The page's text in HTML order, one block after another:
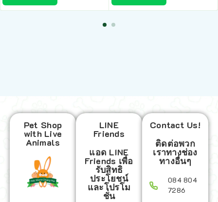
Pet Shop
with Live
Animals
LINE
Friends
แอด LINE
Friends เพื่อ
รับสิทธิ
ประโยชน์
และโปรโม
ชั่น
Contact Us!
ติดต่อพวก
เราทางช่อง
ทางอื่นๆ
084 804
7286